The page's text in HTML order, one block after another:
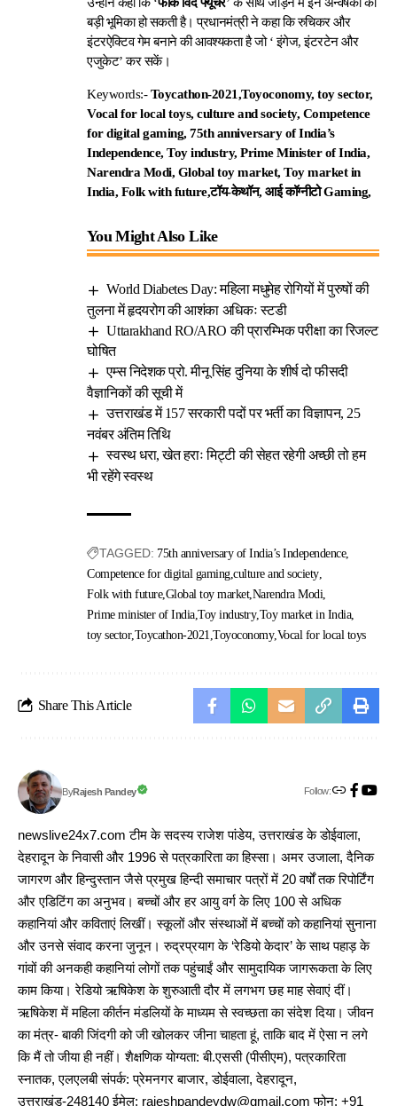
उन्होंने कहा कि ‘फोक विद फ्यूचर’ के साथ जोड़ने में इन अन्वेषकों की
बड़ी भूमिका हो सकती है। प्रधानमंत्री ने कहा कि रुचिकर और
इंटरऐक्टिव गेम बनाने की आवश्यकता है जो ‘ इंगेज, इंटरटेन और
एजुकेट’ कर सकें।
Keywords:-Toycathon-2021,Toyoconomy, toy sector,
Vocal for local toys, culture and society, Competence
for digital gaming, 75th anniversary of India’s
Independence, Toy industry, Prime Minister of India,
Narendra Modi, Global toy market, Toy market in
India, Folk with future,टॉय-केथॉन, आई कॉग्नीटो Gaming,
You Might Also Like
World Diabetes Day: महिला मधुमेह रोगियों में पुरुषों की
तुलना में हृदयरोग की आशंका अधिकः स्टडी
Uttarakhand RO/ARO की प्रारम्भिक परीक्षा का रिजल्ट
घोषित
एम्स निदेशक प्रो. मीनू सिंह दुनिया के शीर्ष दो फीसदी
वैज्ञानिकों की सूची में
उत्तराखंड में 157 सरकारी पदों पर भर्ती का विज्ञापन, 25
नवंबर अंतिम तिथि
स्वस्थ धरा, खेत हराः मिट्टी की सेहत रहेगी अच्छी तो हम
भी रहेंगे स्वस्थ
TAGGED: 75th anniversary of India’s Independence
Competence for digital gaming culture and society
Folk with future Global toy market Narendra Modi
Prime minister of India Toy industry Toy market in India
toy sector Toycathon-2021 Toyoconomy Vocal for local toys
Share This Article
ByRajesh Pandey Follow:
newslive24x7.com टीम के सदस्य राजेश पांडेय, उत्तराखंड के डोईवाला,
देहरादून के निवासी और 1996 से पत्रकारिता का हिस्सा। अमर उजाला, दैनिक
जागरण और हिन्दुस्तान जैसे प्रमुख हिन्दी समाचार पत्रों में 20 वर्षों तक रिपोर्टिंग
और एडिटिंग का अनुभव। बच्चों और हर आयु वर्ग के लिए 100 से अधिक
कहानियां और कविताएं लिखीं। स्कूलों और संस्थाओं में बच्चों को कहानियां सुनाना
और उनसे संवाद करना जुनून। रुद्रप्रयाग के ‘रेडियो केदार’ के साथ पहाड़ के
गांवों की अनकही कहानियां लोगों तक पहुंचाईं और सामुदायिक जागरूकता के लिए
काम किया। रेडियो ऋषिकेश के शुरुआती दौर में लगभग छह माह सेवाएं दीं।
ऋषिकेश में महिला कीर्तन मंडलियों के माध्यम से स्वच्छता का संदेश दिया। जीवन
का मंत्र- बाकी जिंदगी को जी खोलकर जीना चाहता हूं, ताकि बाद में ऐसा न लगे
कि मैं तो जीया ही नहीं। शैक्षणिक योग्यता: बी.एससी (पीसीएम), पत्रकारिता
स्नातक, एलएलबी संपर्क: प्रेमनगर बाजार, डोईवाला, देहरादून,
उत्तराखंड-248140 ईमेल: rajeshpandeydw@gmail.com फोन: +91